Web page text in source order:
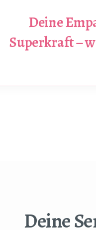
Deine
Superkraft –
Deine